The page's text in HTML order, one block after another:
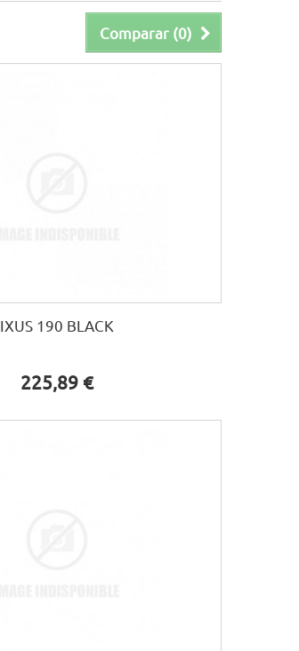
Comparar (0)
IXUS 190 BLACK
225,89 €